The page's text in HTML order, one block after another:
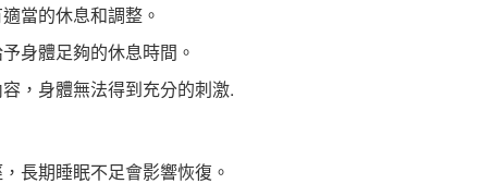
當的休息和調整。
身體足夠的休息時間。
，身體無法得到充分的刺激.
長期睡眠不足會影響恢復。